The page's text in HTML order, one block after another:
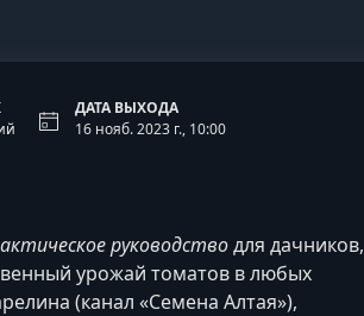
ДАТА ВЫХОДА
16 нояб. 2023 г., 10:00
руководстводля дачников,
урожай томатов в любых
(канал «Семена Алтая»),